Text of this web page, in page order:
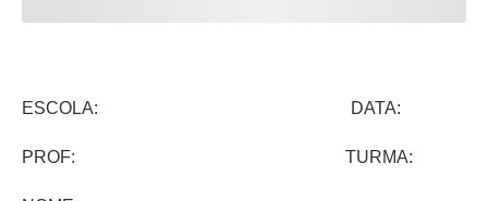
ESCOLA: DATA:
PROF: TURMA: